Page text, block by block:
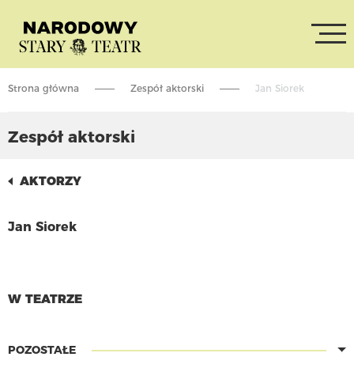
Strona główna Zespół aktorski Jan Siorek
Zespół aktorski
AKTORZY
Jan Siorek
W TEATRZE
POZOSTAŁE